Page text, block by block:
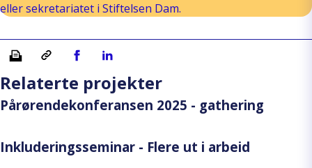
eller sekretariatet i Stiftelsen Dam.
Skriv ut Kopiera länkDel på Facebook
Del på Linkedin
Relaterte projekter
Pårørendekonferansen 2025 - gathering
Inkluderingsseminar - Flere ut i arbeid